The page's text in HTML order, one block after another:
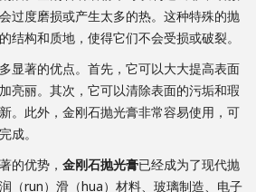
过度磨损或产生太多的热。这种特殊的抛
结构和质地，使得它们不会受损或破裂。
显著的优点。首先，它可以大大提高表面
亮丽。其次，它可以清除表面的污垢和瑕
。此外，金刚石抛光膏非常容易使用，可
成。
优势， 金刚石抛光膏已经成为了现代抛
（run）滑（hua）材料、玻璃制造、电子